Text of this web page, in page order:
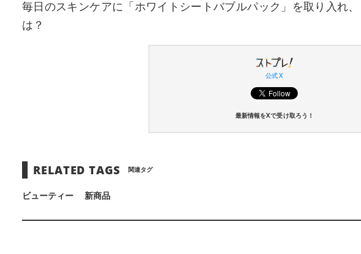
毎日のスキンケアに「ホワイトシートバブルパック」を取り入れ
は？
公式 X
最新情報をXで受け取ろう！
RELATED TAGS 関連タグ
ビューティー 新商品